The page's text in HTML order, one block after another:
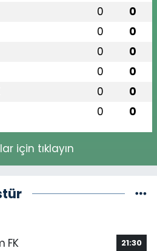
0 0
0 0
0 0
0 0
0 0
0 0
için tıklayın
FK
21:30